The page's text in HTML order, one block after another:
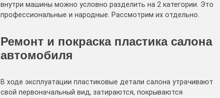
внутри машины можно условно разделить на 2 категории. Это
профессиональные и народные. Рассмотрим их отдельно.
Ремонт и покраска пластика салона
автомобиля
В ходе эксплуатации пластиковые детали салона утрачивают
свой первоначальный вид, затираются, покрываются